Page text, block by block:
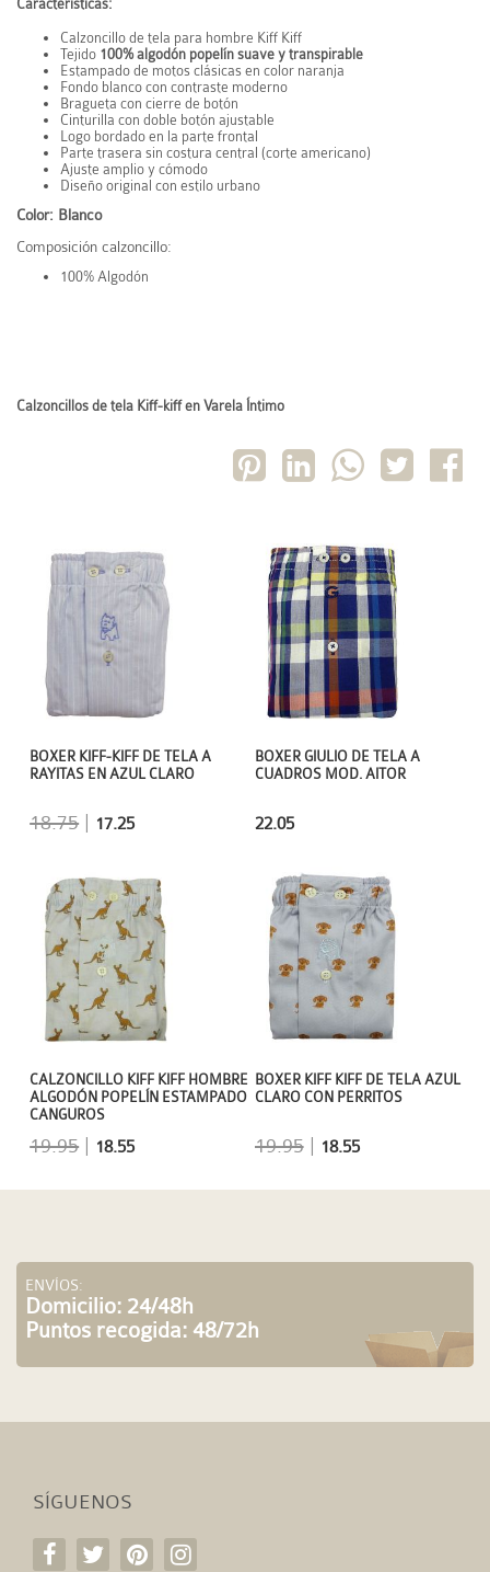
Características:
Calzoncillo de tela para hombre Kiff Kiff
Tejido 100% algodón popelín suave y transpirable
Estampado de motos clásicas en color naranja
Fondo blanco con contraste moderno
Bragueta con cierre de botón
Cinturilla con doble botón ajustable
Logo bordado en la parte frontal
Parte trasera sin costura central (corte americano)
Ajuste amplio y cómodo
Diseño original con estilo urbano
Color: Blanco
Composición calzoncillo:
100% Algodón
Calzoncillos de tela Kiff-kiff en Varela Íntimo
BOXER GIULIO DE TELA A
CUADROS MOD. AITOR
22.05
BOXER KIFF-KIFF DE TELA A
RAYITAS EN AZUL CLARO
18.75 17.25
BOXER KIFF KIFF DE TELA AZUL
CLARO CON PERRITOS
19.95| 18.55
CALZONCILLO KIFF KIFF HOMBRE
ALGODÓN POPELÍN ESTAMPADO
CANGUROS
19.95 18.55
ENVÍOS:
Domicilio: 24/48h
Puntos recogida: 48/72h
SÍGUENOS